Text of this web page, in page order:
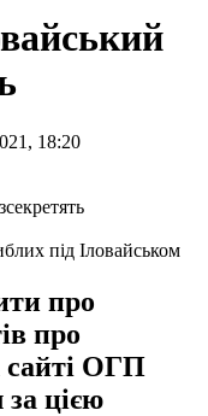
18:20
під Іловайськом
про
про
сайті ОГП
за цією